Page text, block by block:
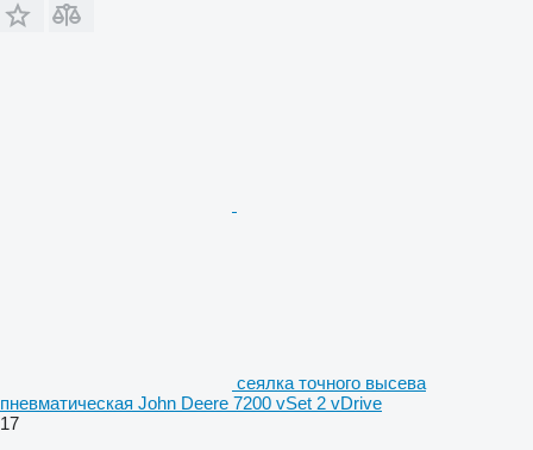
сеялка точного высева
пневматическая John Deere 7200 vSet 2 vDrive
17